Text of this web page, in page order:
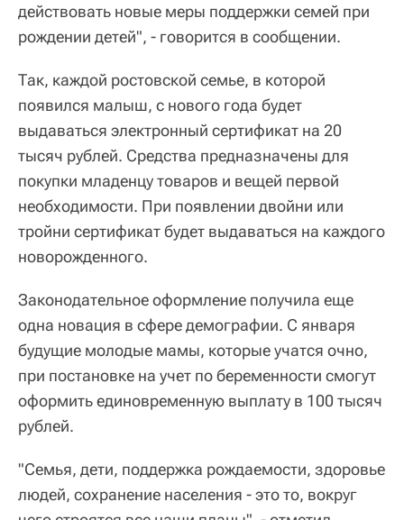
действовать новые меры поддержки семей при
рождении детей", - говорится в сообщении.
Так, каждой ростовской семье, в которой
появился малыш, с нового года будет
выдаваться электронный сертификат на 20
тысяч рублей. Средства предназначены для
покупки младенцу товаров и вещей первой
необходимости. При появлении двойни или
тройни сертификат будет выдаваться на каждого
новорожденного.
Законодательное оформление получила еще
одна новация в сфере демографии. С января
будущие молодые мамы, которые учатся очно,
при постановке на учет по беременности смогут
оформить единовременную выплату в 100 тысяч
рублей.
"Семья, дети, поддержка рождаемости, здоровье
людей, сохранение населения - это то, вокруг